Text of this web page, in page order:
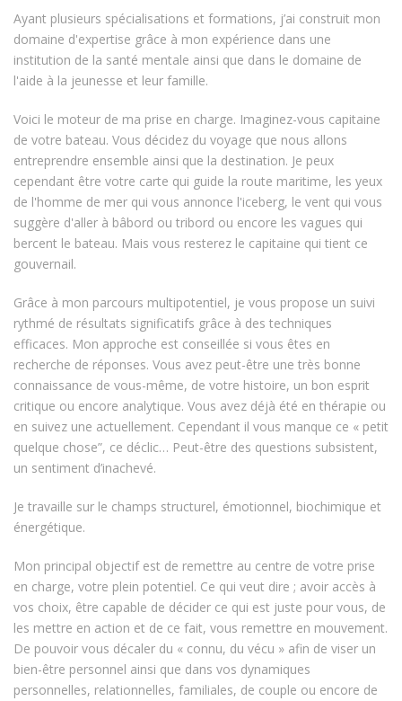
Ayant plusieurs spécialisations et formations, j’ai construit mon
domaine d'expertise grâce à mon expérience dans une
institution de la santé mentale ainsi que dans le domaine de
l'aide à la jeunesse et leur famille.
Voici le moteur de ma prise en charge. Imaginez-vous capitaine
de votre bateau. Vous décidez du voyage que nous allons
entreprendre ensemble ainsi que la destination. Je peux
cependant être votre carte qui guide la route maritime, les yeux
de l'homme de mer qui vous annonce l'iceberg, le vent qui vous
suggère d'aller à bâbord ou tribord ou encore les vagues qui
bercent le bateau. Mais vous resterez le capitaine qui tient ce
gouvernail.
Grâce à mon parcours multipotentiel, je vous propose un suivi
rythmé de résultats significatifs grâce à des techniques
efficaces. Mon approche est conseillée si vous êtes en
recherche de réponses. Vous avez peut-être une très bonne
connaissance de vous-même, de votre histoire, un bon esprit
critique ou encore analytique. Vous avez déjà été en thérapie ou
en suivez une actuellement. Cependant il vous manque ce « petit
quelque chose”, ce déclic… Peut-être des questions subsistent,
un sentiment d’inachevé.
Je travaille sur le champs structurel, émotionnel, biochimique et
énergétique.
Mon principal objectif est de remettre au centre de votre prise
en charge, votre plein potentiel. Ce qui veut dire ; avoir accès à
vos choix, être capable de décider ce qui est juste pour vous, de
les mettre en action et de ce fait, vous remettre en mouvement.
De pouvoir vous décaler du « connu, du vécu » afin de viser un
bien-être personnel ainsi que dans vos dynamiques
personnelles, relationnelles, familiales, de couple ou encore de